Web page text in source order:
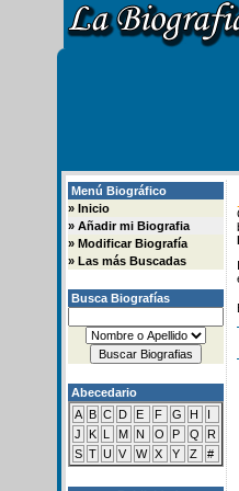
Menú Biográfico
» Inicio
» Añadir mi Biografia
» Modificar Biografía
» Las más Buscadas
Busca Biografías
Abecedario
A B C D E F G H
I
J
K L M N O P Q
R
S T U V W X Y Z #